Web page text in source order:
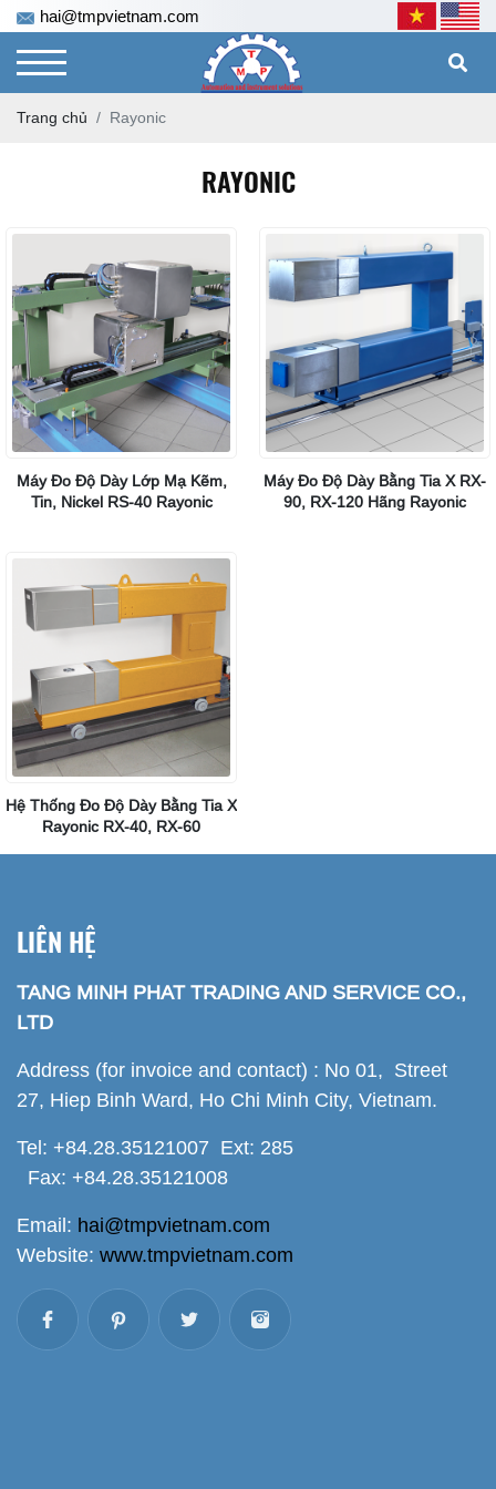
hai@tmpvietnam.com
Trang chủ Rayonic
RAYONIC
Máy Đo Độ Dày Lớp Mạ Kẽm,
Tin, Nickel RS-40 Rayonic
Máy Đo Độ Dày Bằng Tia X RX-
90, RX-120 Hãng Rayonic
Hệ Thống Đo Độ Dày Bằng Tia X
Rayonic RX-40, RX-60
LIÊN HỆ
TANG MINH PHAT TRADING AND SERVICE CO.,
LTD
Address (for invoice and contact) : No 01, Street
27, Hiep Binh Ward, Ho Chi Minh City, Vietnam.
Tel: +84.28.35121007 Ext: 285
Fax: +84.28.35121008
Email: hai@tmpvietnam.com
Website: www.tmpvietnam.com